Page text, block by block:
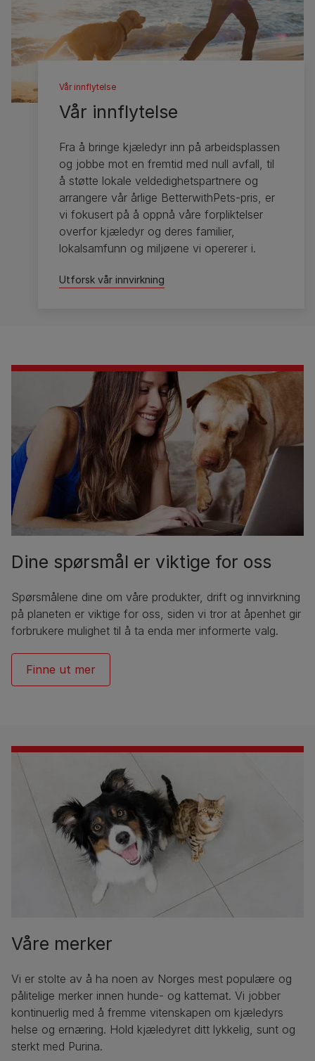
Vår innflytelse
Vår innflytelse
Fra å bringe kjæledyr inn på arbeidsplassen
og jobbe mot en fremtid med null avfall, til
å støtte lokale veldedighetspartnere og
arrangere vår årlige BetterwithPets-pris, er
vi fokusert på å oppnå våre forpliktelser
overfor kjæledyr og deres familier,
lokalsamfunn og miljøene vi opererer i.
Utforsk vår innvirkning
Dine spørsmål er viktige for oss
Spørsmålene dine om våre produkter, drift og innvirkning
på planeten er viktige for oss, siden vi tror at åpenhet gir
forbrukere mulighet til å ta enda mer informerte valg.
Finne ut mer
Våre merker
Vi er stolte av å ha noen av Norges mest populære og
pålitelige merker innen hunde- og kattemat. Vi jobber
kontinuerlig med å fremme vitenskapen om kjæledyrs
helse og ernæring. Hold kjæledyret ditt lykkelig, sunt og
sterkt med Purina.